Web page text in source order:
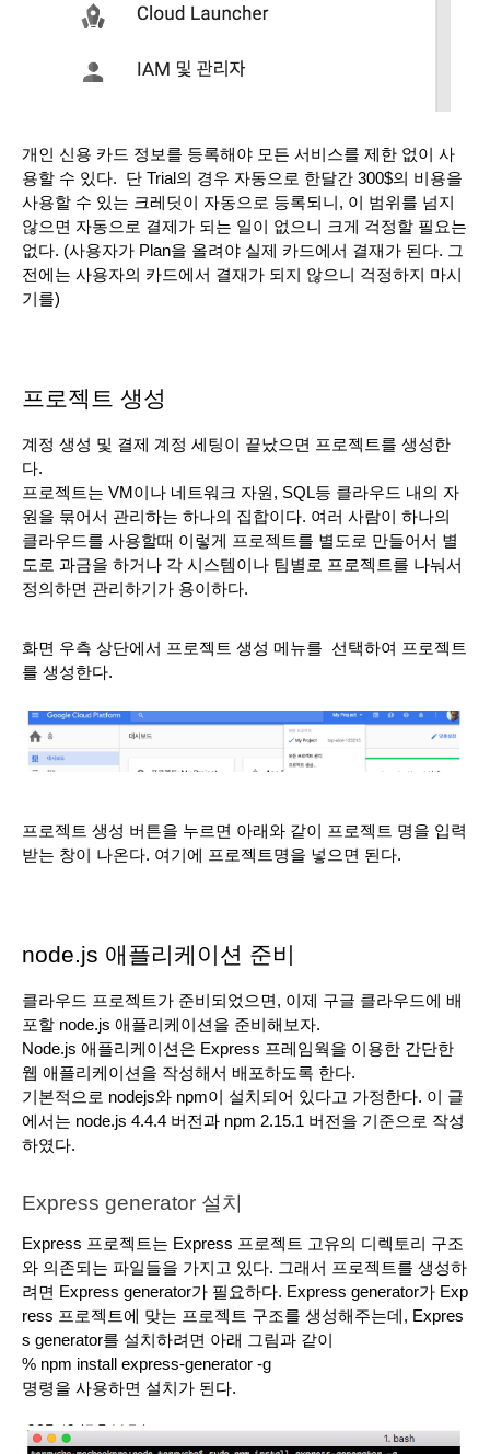
개인 신용 카드 정보를 등록해야 모든 서비스를 제한 없이 사
용할 수 있다.  단 Trial의 경우 자동으로 한달간 300$의 비용을
사용할 수 있는 크레딧이 자동으로 등록되니, 이 범위를 넘지
않으면 자동으로 결제가 되는 일이 없으니 크게 걱정할 필요는
없다. (사용자가 Plan을 올려야 실제 카드에서 결재가 된다. 그
전에는 사용자의 카드에서 결재가 되지 않으니 걱정하지 마시
기를)
프로젝트 생성
계정 생성 및 결제 계정 세팅이 끝났으면 프로젝트를 생성한
다.
프로젝트는 VM이나 네트워크 자원, SQL등 클라우드 내의 자
원을 묶어서 관리하는 하나의 집합이다. 여러 사람이 하나의
클라우드를 사용할때 이렇게 프로젝트를 별도로 만들어서 별
도로 과금을 하거나 각 시스템이나 팀별로 프로젝트를 나눠서
정의하면 관리하기가 용이하다.
화면 우측 상단에서 프로젝트 생성 메뉴를  선택하여 프로젝트
를 생성한다.
프로젝트 생성 버튼을 누르면 아래와 같이 프로젝트 명을 입력
받는 창이 나온다. 여기에 프로젝트명을 넣으면 된다.
node.js 애플리케이션 준비
클라우드 프로젝트가 준비되었으면, 이제 구글 클라우드에 배
포할 node.js 애플리케이션을 준비해보자.
Node.js 애플리케이션은 Express 프레임웍을 이용한 간단한
웹 애플리케이션을 작성해서 배포하도록 한다.
기본적으로 nodejs와 npm이 설치되어 있다고 가정한다. 이 글
에서는 node.js 4.4.4 버전과 npm 2.15.1 버전을 기준으로 작성
하였다.
Express generator 설치
Express 프로젝트는 Express 프로젝트 고유의 디렉토리 구조
와 의존되는 파일들을 가지고 있다. 그래서 프로젝트를 생성하
려면 Express generator가 필요하다. Express generator가 Exp
ress 프로젝트에 맞는 프로젝트 구조를 생성해주는데, Expres
s generator를 설치하려면 아래 그림과 같이
% npm install express-generator -g
명령을 사용하면 설치가 된다.